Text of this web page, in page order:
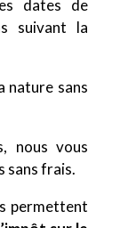
dates de
suivant la
nature sans
nous vous
sans frais.
permettent